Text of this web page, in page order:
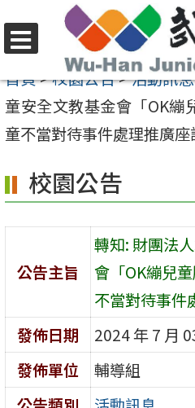
至
要
內
區
選
單
首頁>校園公告>活動訊息
童安全文教基金會「OK繃
童不當對待事件處理推廣座
校園公告
公告主旨
轉知: 財團法
會「OK繃兒
不當對待事件
發佈日期
2024 年 7 月
發佈單位
輔導組